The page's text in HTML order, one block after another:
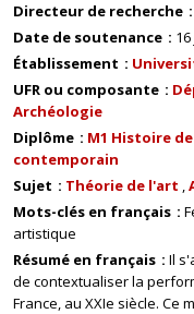
Directeur de recherche
Date de soutenance
Établissement
UFR ou composante
Archéologie
Diplôme
M1 Histoire
contemporain
Sujet
Théorie de l'art
Mots-clés en français
artistique
Résumé en français
Il
de contextualiser la
France, au XXIe siècle. Ce